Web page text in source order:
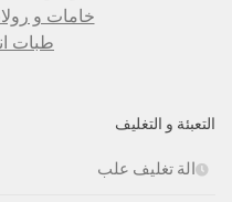
خامات و
طبات
التعبئة و التغليف
الة تغليف علب